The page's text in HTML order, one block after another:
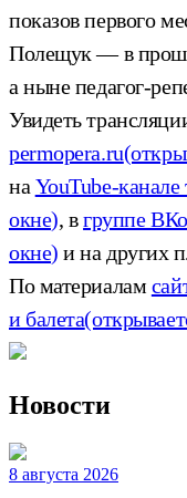
показов первого
Полещук — в
а ныне педагог-
Увидеть
permopera.ru
на YouTube-канале
окне), вгруппе
окне) и на других
По материалам
и балета
Новости
8 августа 2026